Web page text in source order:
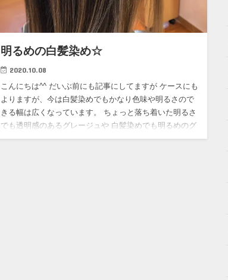
明るめの白髪染め☆
2020.10.08
こんにちは^^ だいぶ前にも記事にしてますが ケースにも
よりますが、今は白髪染めでもかなり色味や明るさので
きる幅は広くなっています。 ちょっと落ち着いた明るさ
でも透明感のあるグレージュや 白髪染めでも明るめのグ
レージュ^…